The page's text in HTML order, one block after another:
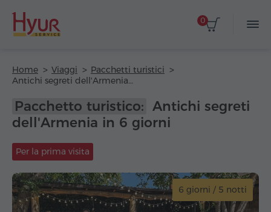
0
Home Viaggi
Pacchetti turistici
Antichi segreti dell'Armenia in 6 giorni
Pacchetto turistico: Antichi segreti
dell'Armenia in 6 giorni
Per la prima visita
6 giorni / 5 notti